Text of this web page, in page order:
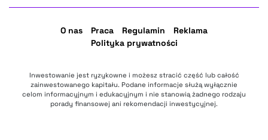
O nas Praca Regulamin
Reklama
Polityka prywatności
Inwestowanie jest ryzykowne i możesz stracić część lub całość
zainwestowanego kapitału. Podane informacje służą wyłącznie
celom informacyjnym i edukacyjnym i nie stanowią żadnego rodzaju
porady finansowej ani rekomendacji inwestycyjnej.